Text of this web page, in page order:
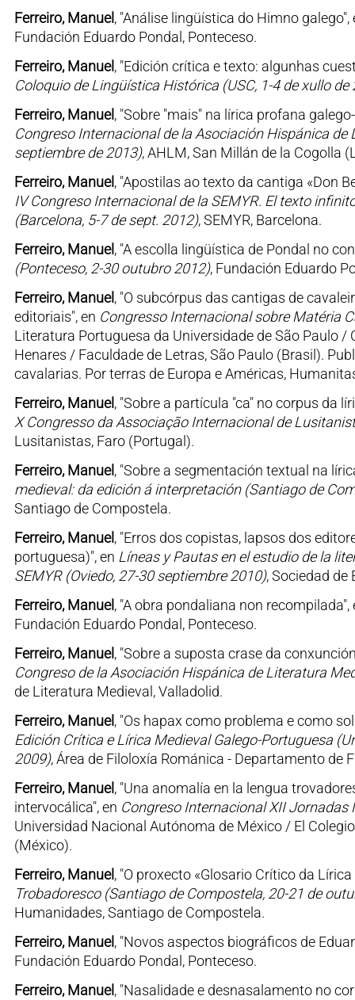
Ferreiro, Manuel, "Análise lingüística do Himno galego",
Fundación Eduardo Pondal, Ponteceso.
Ferreiro, Manuel, "Edición crítica e texto: algunhas
Coloquio de Lingüística Histórica (USC, 1-4 de xullo de
Ferreiro, Manuel, "Sobre "mais" na lírica profana
Congreso Internacional de la Asociación Hispánica
septiembre de 2013), AHLM, San Millán de la Cogolla
Ferreiro, Manuel, "Apostilas ao texto da cantiga «Don
IV Congreso Internacional de la SEMYR. El texto
(Barcelona, 5-7 de sept. 2012), SEMYR, Barcelona.
Ferreiro, Manuel, "A escolla lingüística de Pondal no
(Ponteceso, 2-30 outubro 2012), Fundación Eduardo
Ferreiro, Manuel, "O subcórpus das cantigas de
editoriais", en Congresso Internacional sobre Matéria
Literatura Portuguesa da Universidade de São Paulo
Henares / Faculdade de Letras, São Paulo (Brasil).
cavalarias. Por terras de Europa e Américas,
Ferreiro, Manuel, "Sobre a partícula "ca" no corpus da
X Congresso da Associação Internacional de
Lusitanistas, Faro (Portugal).
Ferreiro, Manuel, "Sobre a segmentación textual na
medieval: da edición á interpretación (Santiago de
Santiago de Compostela.
Ferreiro, Manuel, "Erros dos copistas, lapsos dos
portuguesa)", en Líneas y Pautas en el estudio de la
SEMYR (Oviedo, 27-30 septiembre 2010), Sociedad de
Ferreiro, Manuel, "A obra pondaliana non recompilada",
Fundación Eduardo Pondal, Ponteceso.
Ferreiro, Manuel, "Sobre a suposta crase da
Congreso de la Asociación Hispánica de Literatura
de Literatura Medieval, Valladolid.
Ferreiro, Manuel, "Os hapax como problema e como
Edición Crítica e Lírica Medieval Galego-Portuguesa
2009), Área de Filoloxía Románica - Departamento de
Ferreiro, Manuel, "Una anomalía en la lengua
intervocálica", en Congreso Internacional XII Jornadas
Universidad Nacional Autónoma de México / El
(México).
Ferreiro, Manuel, "O proxecto «Glosario Crítico da
Trobadoresco (Santiago de Compostela, 20-21 de
Humanidades, Santiago de Compostela.
Ferreiro, Manuel, "Novos aspectos biográficos de
Fundación Eduardo Pondal, Ponteceso.
Ferreiro, Manuel, "Nasalidade e desnasalamento no